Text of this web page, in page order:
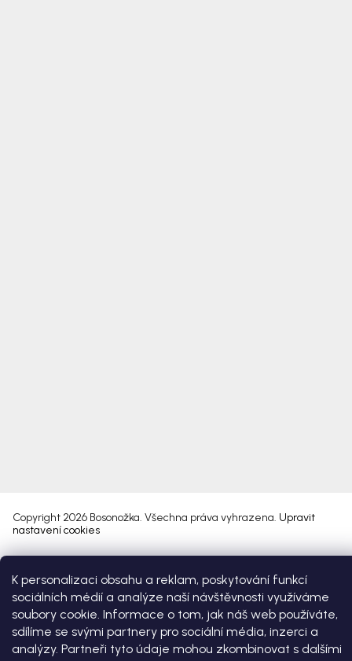
K personalizaci obsahu a reklam, poskytování funkcí
sociálních médií a analýze naší návštěvnosti využíváme
soubory cookie. Informace o tom, jak náš web používáte,
sdílíme se svými partnery pro sociální média, inzerci a
analýzy. Partneři tyto údaje mohou zkombinovat s dalšími
Copyright 2026 Bosonožka. Všechna práva vyhrazena. Upravit
nastavení cookies